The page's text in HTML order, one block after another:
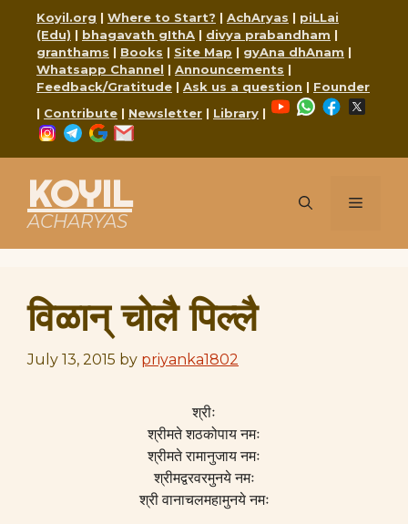
content
Koyil.org | Where to Start? | AchAryas | piLLai
(Edu) | bhagavath gIthA | divya prabandham |
granthams | Books | Site Map | gyAna dhAnam |
Whatsapp Channel | Announcements |
Feedback/Gratitude | Ask us a question | Founder
| Contribute | Newsletter | Library |
YouTubeWhatsApp
Facebook
Instagram
Telegram
Google
KOYIL
ACHARYAS
Menu
विळान् चोलै पिल्लै
July 13, 2015 by priyanka1802
श्रीः
श्रीमते शठकोपाय नमः
श्रीमते रामानुजाय नमः
श्रीमद्वरवरमुनये नमः
श्री वानाचलमहामुनये नमः